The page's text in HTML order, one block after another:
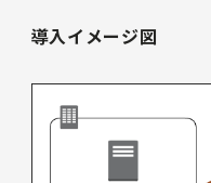
導入イメージ図